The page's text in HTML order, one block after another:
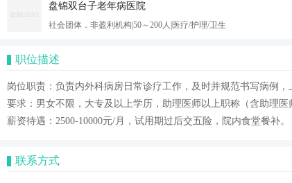
盘锦双台子老年病医院
社会团体．非盈利机构|50～200人|医疗/护理/卫生
职位描述
岗位职责：负责内外科病房日常诊疗工作，及时并规范书写病例
要求：男女不限，大专及以上学历，助理医师以上职称（含助理
薪资待遇：2500-10000元/月，试用期过后交五险，院内食堂餐补。
联系方式